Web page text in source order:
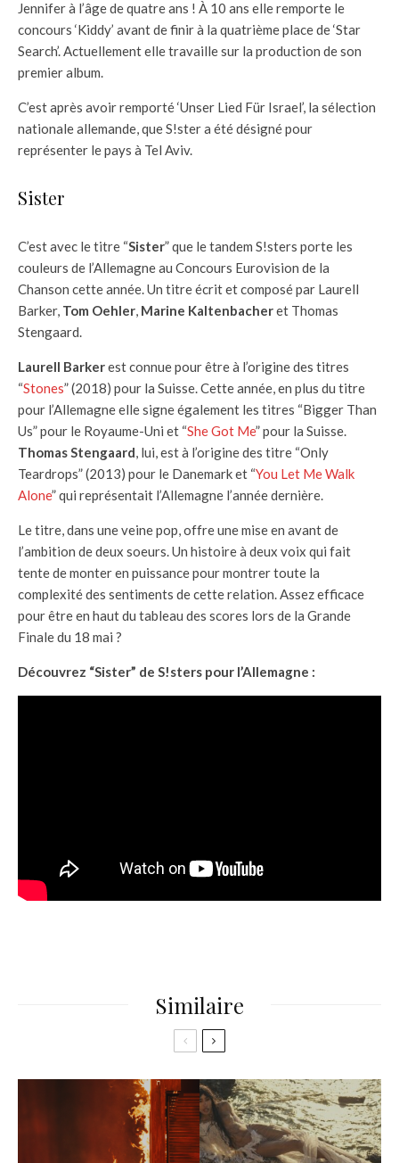
Jennifer à l’âge de quatre ans ! À 10 ans elle remporte le
concours ‘Kiddy’ avant de finir à la quatrième place de ‘Star
Search’. Actuellement elle travaille sur la production de son
premier album.
C’est après avoir remporté ‘Unser Lied Für Israel’, la sélection
nationale allemande, que S!ster a été désigné pour
représenter le pays à Tel Aviv.
Sister
C’est avec le titre “Sister” que le tandem S!sters porte les
couleurs de l’Allemagne au Concours Eurovision de la
Chanson cette année. Un titre écrit et composé par Laurell
Barker, Tom Oehler, Marine Kaltenbacheret Thomas
Stengaard.
Laurell Barkerest connue pour être à l’origine des titres
“Stones” (2018) pour la Suisse. Cette année, en plus du titre
pour l’Allemagne elle signe également les titres “Bigger Than
Us” pour le Royaume-Uni et “She Got Me” pour la Suisse.
Thomas Stengaard, lui, est à l’origine des titre “Only
Teardrops” (2013) pour le Danemark et “You Let Me Walk
Alone” qui représentait l’Allemagne l’année dernière.
Le titre, dans une veine pop, offre une mise en avant de
l’ambition de deux soeurs. Un histoire à deux voix qui fait
tente de monter en puissance pour montrer toute la
complexité des sentiments de cette relation. Assez efficace
pour être en haut du tableau des scores lors de la Grande
Finale du 18 mai ?
Découvrez “Sister” de S!sters pour l’Allemagne :
Similaire